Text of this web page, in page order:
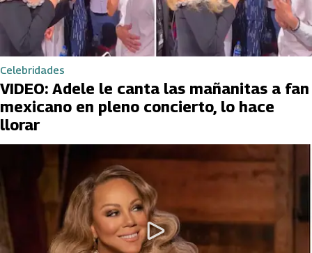
Celebridades
VIDEO: Adele le canta las mañanitas a fan
mexicano en pleno concierto, lo hace
llorar